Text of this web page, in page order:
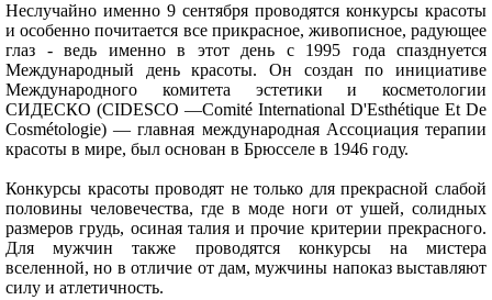
Неслучайно именно 9 сентября проводятся конкурсы красоты
и особенно почитается все прикрасное, живописное, радующее
глаз - ведь именно в этот день с 1995 года спазднуется
Международный день красоты. Он создан по инициативе
Международного комитета эстетики и косметологии
СИДЕСКО (CIDESCO —Comité International D'Esthétique Et De
Cosmétologie) — главная международная Ассоциация терапии
красоты в мире, был основан в Брюсселе в 1946 году.
Конкурсы красоты проводят не только для прекрасной слабой
половины человечества, где в моде ноги от ушей, солидных
размеров грудь, осиная талия и прочие критерии прекрасного.
Для мужчин также проводятся конкурсы на мистера
вселенной, но в отличие от дам, мужчины напоказ выставляют
силу и атлетичность.